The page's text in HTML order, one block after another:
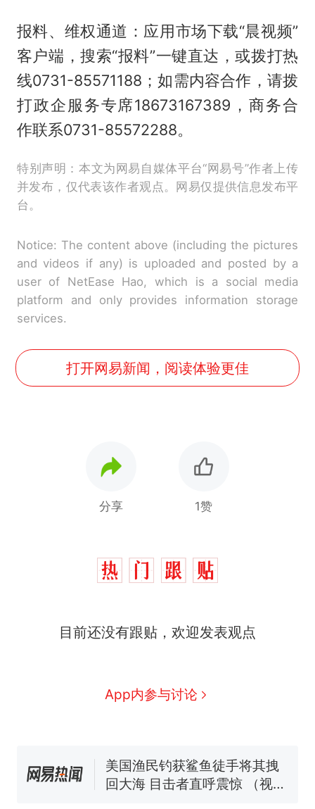
报料、维权通道：应用市场下载“晨视频”
客户端，搜索“报料”一键直达，或拨打热
线0731-85571188；如需内容合作，请拨
打政企服务专席18673167389，商务合
作联系0731-85572288。
特别声明：本文为网易自媒体平台“网易号”作者上传
并发布，仅代表该作者观点。网易仅提供信息发布平
台。
Notice: The content above (including the pictures
and videos if any) is uploaded and posted by a
user of NetEase Hao, which is a social media
platform and only provides information storage
services.
打开网易新闻，阅读体验更佳
分享 1赞
目前还没有跟贴，欢迎发表观点
App内参与讨论
热
那个在床头放菜刀的女孩，
么？
协会回应
男子上山采菌偶然发现鸡枞菌
窝，原地守1天等它长大：挖了
来源：参考消息）
笔试第一被第二名传话劝弃考
官方通报